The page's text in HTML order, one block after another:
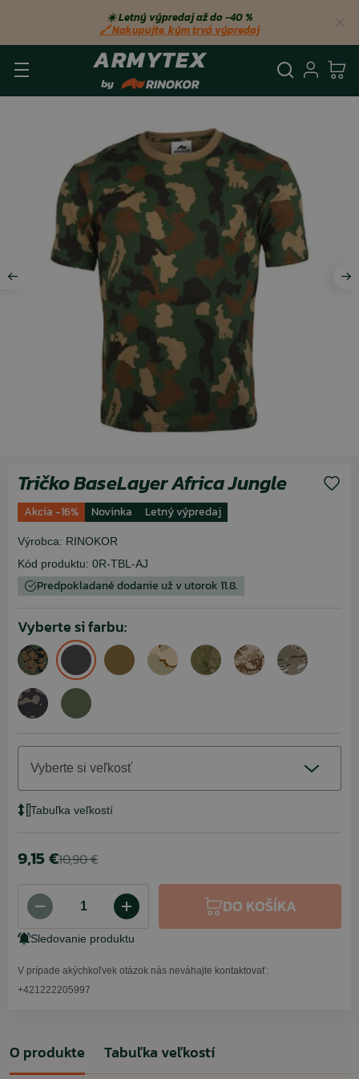
☀️ Letný výpredaj až do −40 %
🔗 Nakupujte, kým trvá výpredaj
Tričko BaseLayer Africa Jungle
Akcia -16% Novinka Letný výpredaj
Výrobca: RINOKOR
Kód produktu: 0R-TBL-AJ
Predpokladané dodanie už v utorok 11.8.
Vyberte si farbu:
Vyberte si veľkosť
Tabuľka veľkostí
9,15 €10,90 €
DO KOŠÍKA
Sledovanie produktu
V prípade akýchkoľvek otázok nás neváhajte kontaktovať:
+421222205997
O produkte Tabuľka veľkostí